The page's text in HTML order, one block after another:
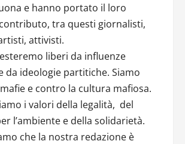
e hanno portato il loro
tra questi giornalisti,
attivisti.
liberi da influenze
da ideologie partitiche. Siamo
e contro la cultura mafiosa.
i valori della legalità, del
l’ambiente e della solidarietà.
che la nostra redazione è